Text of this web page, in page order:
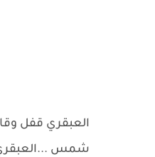
العبقري قفل
شمس